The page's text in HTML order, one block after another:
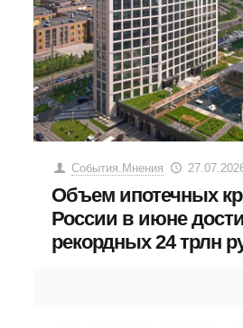
События.Мнения
Объем ипотечных
России в июне
рекордных 24 трлн